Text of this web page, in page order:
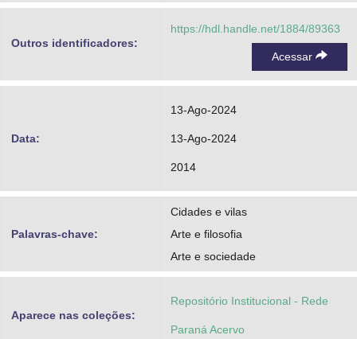
Outros identificadores:
https://hdl.handle.net/1884/89363
Acessar
Data:
13-Ago-2024
13-Ago-2024
2014
Palavras-chave:
Cidades e vilas
Arte e filosofia
Arte e sociedade
Aparece nas coleções:
Repositório Institucional - Rede
Paraná Acervo